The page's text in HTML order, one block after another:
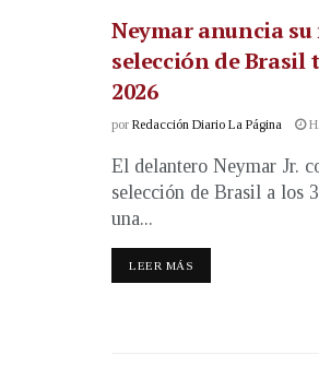
Neymar anuncia
selección de Brasil
2026
por Redacción Diario La Página
El delantero Neymar Jr.
selección de Brasil a los
una...
LEER MÁS